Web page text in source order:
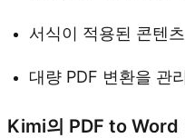
서식이 적용된 콘텐
대량 PDF 변환을 관
Kimi의 PDF to Word